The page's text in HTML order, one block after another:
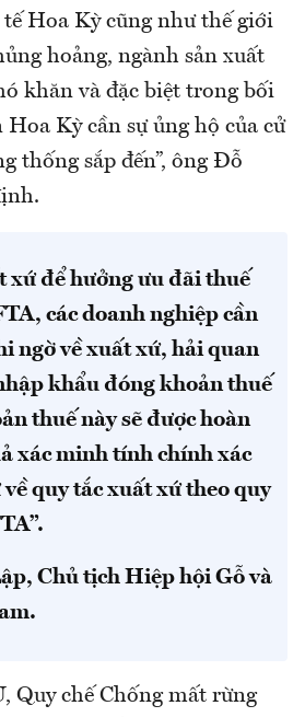
Hoa Kỳ cũng như thế giới
hoảng, ngành sản xuất
khăn và đặc biệt trong bối
Kỳ cần sự ủng hộ của cử
thống sắp đến”, ông Đỗ
xứ để hưởng ưu đãi thuế
các doanh nghiệp cần
ngờ về xuất xứ, hải quan
khẩu đóng khoản thuế
thuế này sẽ được hoàn
xác minh tính chính xác
quy tắc xuất xứ theo quy
Chủ tịch Hiệp hội Gỗ và
Quy chế Chống mất rừng